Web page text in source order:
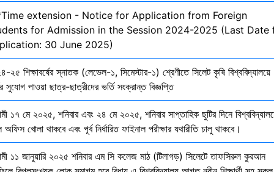
extension - Notice for Application from Foreign
for Admission in the Session 2024-2025 (Last Date
30 June 2025)
২৫ শিক্ষাবর্ষের স্নাতক (লেভেল-১, সিমেস্টার-১) শ্রেণীতে সিলেট কৃষি বিশ্ববিদ্যালয়ে
সুযোগ পাওয়া ছাত্র-ছাত্রীদের ভর্তি সংক্রান্ত বিজ্ঞপ্তি
১৭ মে ২০২৫, শনিবার এবং ২৪ মে ২০২৫, শনিবার সাপ্তাহিক ছুটির দিনে
খোলা থাকবে এবং পূর্ব নির্ধারিত ফাইনাল পরীক্ষার যথারীতি চালু থাকবে।
১১ জানুয়ারি ২০২৫ শনিবার এম সি কলেজ মাঠ (টিলাগড়) সিলেটে তাফসিরুল কুরআন